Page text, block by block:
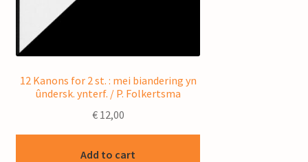
12 Kanons for 2 st. : mei biandering yn
ûndersk. ynterf. / P. Folkertsma
€12,00
Add to cart